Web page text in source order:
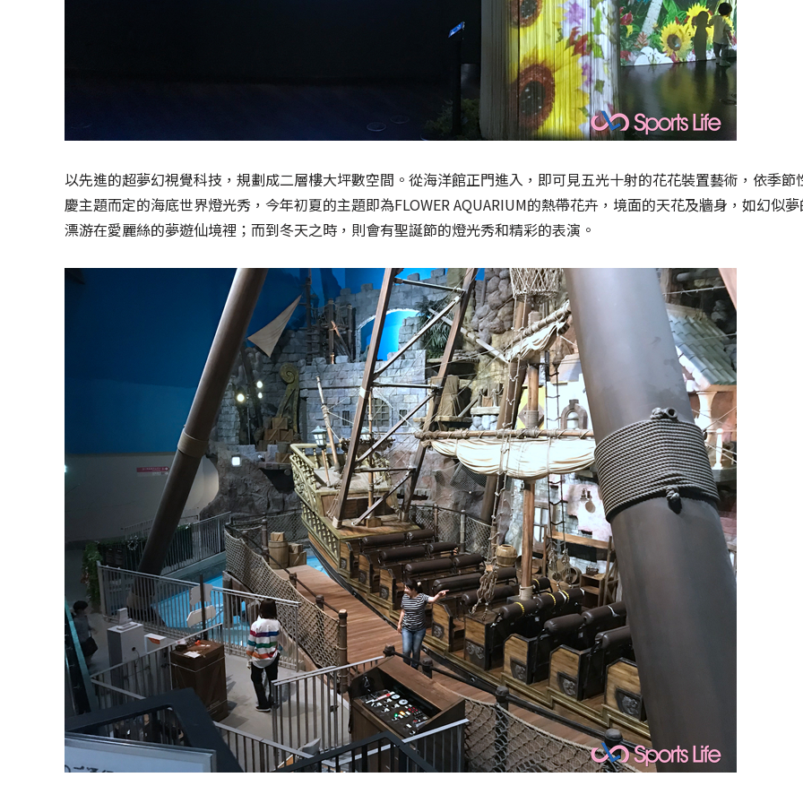
以先進的超夢幻視覺科技，規劃成二層樓大坪數空間。從海洋館正門進入，即可見五光十射的花花裝置藝術，依季節
慶主題而定的海底世界燈光秀，今年初夏的主題即為FLOWER AQUARIUM的熱帶花卉，境面的天花及牆身，如幻似
漂游在愛麗絲的夢遊仙境裡；而到冬天之時，則會有聖誕節的燈光秀和精彩的表演。